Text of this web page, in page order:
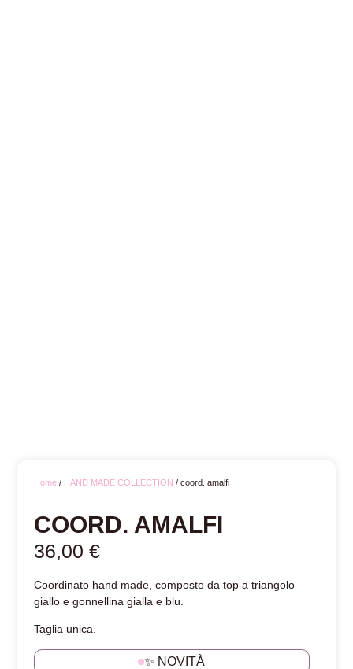
Home/ HAND MADE COLLECTION / coord. amalfi
COORD. AMALFI
36,00 €
Coordinato hand made, composto da top a triangolo
giallo e gonnellina gialla e blu.
Taglia unica.
✨ NOVITÀ